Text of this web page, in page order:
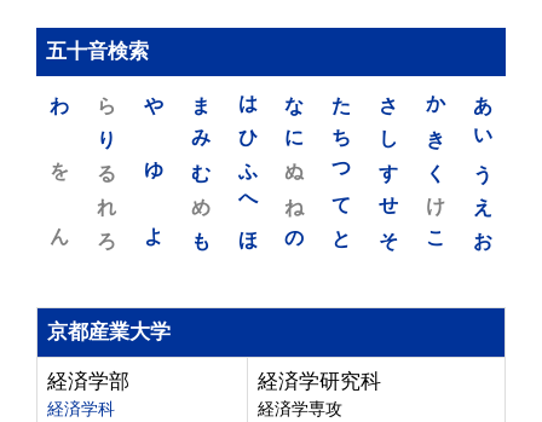
五十音検索
あ
い
う
え
お
か
き
く
け
こ
さ
し
す
せ
そ
た
ち
つ
て
と
な
に
ぬ
ね
の
は
ひ
ふ
へ
ほ
ま
み
む
め
も
や
ゆ
よ
ら
り
る
れ
ろ
わ
を
ん
京都産業大学
経済学部
経済学科
経済学研究科
経済学専攻